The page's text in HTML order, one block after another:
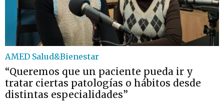
AMED Salud&Bienestar
“Queremos que un paciente pueda ir y
tratar ciertas patologías o hábitos desde
distintas especialidades”